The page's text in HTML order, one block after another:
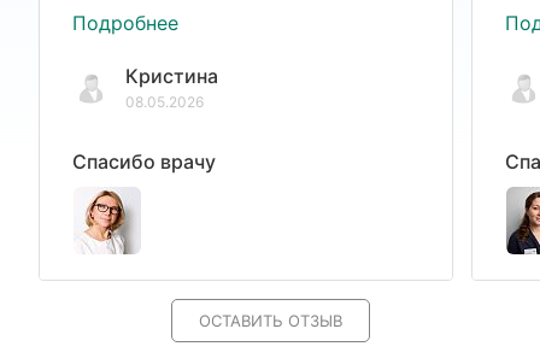
Подробнее
Кристина
08.05.2026
Спасибо врачу
ОСТАВИТЬ ОТЗЫВ